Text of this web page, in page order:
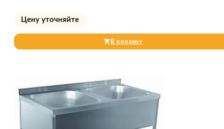
Цену уточняйте
В корзину